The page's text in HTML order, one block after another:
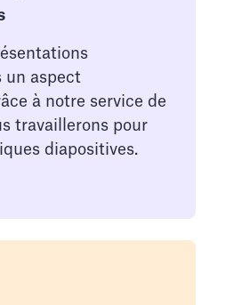
un aspect
à notre service de
travaillerons pour
diapositives.